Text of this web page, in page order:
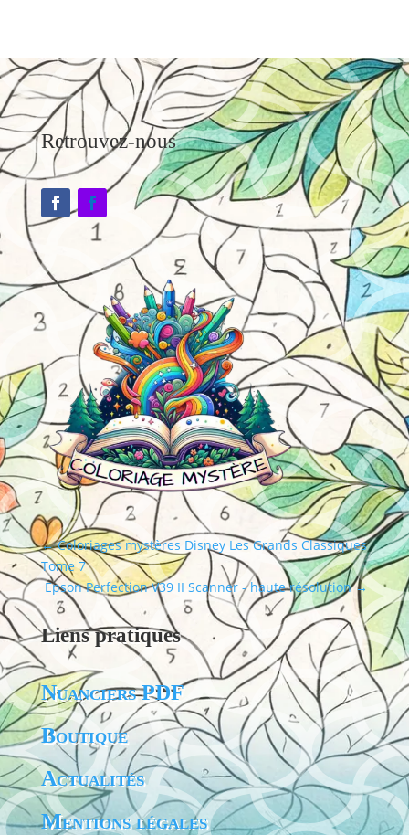
Retrouvez-nous
←Coloriages mystères Disney Les Grands Classiques
Tome 7
Epson Perfection V39 II Scanner - haute résolution→
Liens pratiques
Nuanciers PDF
Boutique
Actualités
Mentions légales